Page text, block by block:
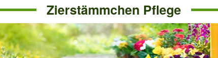
Zierstämmchen Pflege